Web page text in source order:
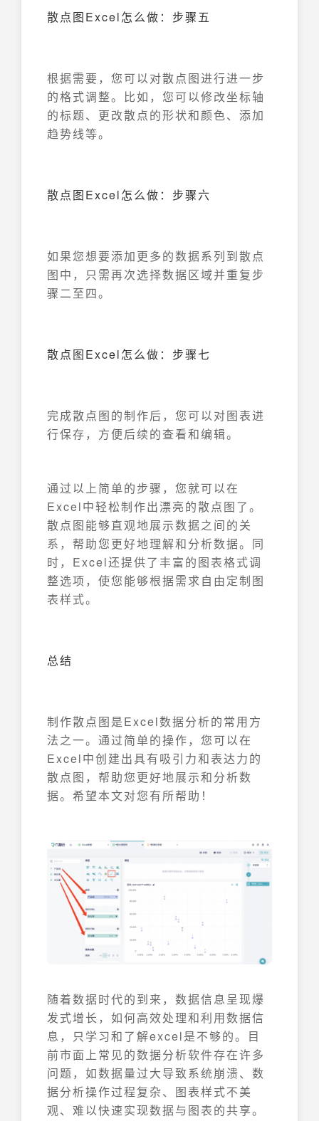
散点图Excel怎么做：步骤五
根据需要，您可以对散点图进行进一步
的格式调整。比如，您可以修改坐标轴
的标题、更改散点的形状和颜色、添加
趋势线等。
散点图Excel怎么做：步骤六
如果您想要添加更多的数据系列到散点
图中，只需再次选择数据区域并重复步
骤二至四。
散点图Excel怎么做：步骤七
完成散点图的制作后，您可以对图表进
行保存，方便后续的查看和编辑。
通过以上简单的步骤，您就可以在
Excel中轻松制作出漂亮的散点图了。
散点图能够直观地展示数据之间的关
系，帮助您更好地理解和分析数据。同
时，Excel还提供了丰富的图表格式调
整选项，使您能够根据需求自由定制图
表样式。
总结
制作散点图是Excel数据分析的常用方
法之一。通过简单的操作，您可以在
Excel中创建出具有吸引力和表达力的
散点图，帮助您更好地展示和分析数
据。希望本文对您有所帮助！
随着数据时代的到来，数据信息呈现爆
发式增长，如何高效处理和利用数据信
息，只学习和了解excel是不够的。目
前市面上常见的数据分析软件存在许多
问题，如数据量过大导致系统崩溃、数
据分析操作过程复杂、图表样式不美
观、难以快速实现数据与图表的共享。